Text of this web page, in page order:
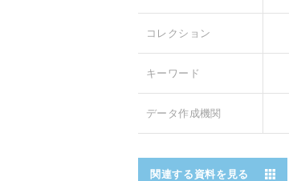
コレクション
キーワード
データ作成機関
関連する資料を見る